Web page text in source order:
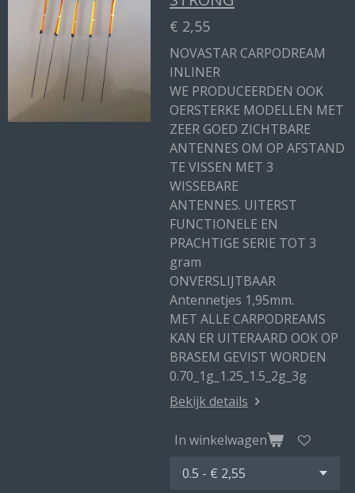
€ 2,55
NOVASTAR CARPODREAM
INLINER
WE PRODUCEERDEN OOK
OERSTERKE MODELLEN MET
ZEER GOED ZICHTBARE
ANTENNES OM OP AFSTAND
TE VISSEN MET 3
WISSEBARE
ANTENNES. UITERST
FUNCTIONELE EN
PRACHTIGE SERIE TOT 3
gram
ONVERSLIJTBAAR
Antennetjes 1,95mm.
MET ALLE CARPODREAMS
KAN ER UITERAARD OOK OP
BRASEM GEVIST WORDEN
0.70_1g_1.25_1.5_2g_3g
Bekijk details
In winkelwagen